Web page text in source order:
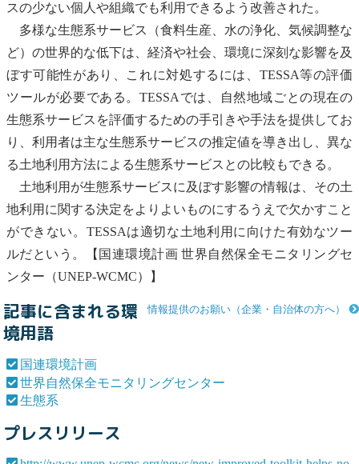
スの少ない個人や組織でも利用できるよう改善された。
多様な生態系サービス（食料生産、水の浄化、気候調整な
ど）の世界的な低下は、経済や社会、環境に深刻な影響を及
ぼす可能性があり、これに対処するには、TESSA等の評価
ツールが必要である。TESSAでは、自然地域ごとの現在の
生態系サービスを評価するための手引きや手法を提供してお
り、利用者は主な生態系サービスの推定値を導き出し、異な
る土地利用方法による生態系サービスとの比較もできる。
土地利用が生態系サービスに及ぼす影響の情報は、その土
地利用に関する決定をよりよいものにするうえで欠かすこと
ができない。TESSAは適切な土地利用に向けた有効なツー
ルだという。【 国連環境計画 世界自然保全モニタリングセ
ンター （UNEP-WCMC）】
情報提供のお願い（企業・自治体の方へ）
記事に含まれる環
境用語
国連環境計画
世界自然保全モニタリングセンター
生態系
プレスリリース